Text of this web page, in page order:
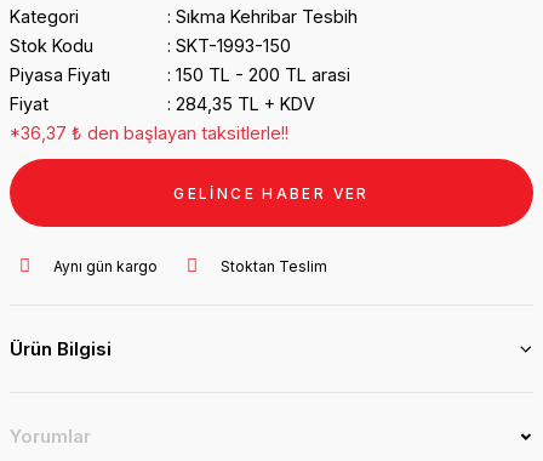
Kategori
Sıkma Kehribar Tesbih
Stok Kodu
SKT-1993-150
Piyasa Fiyatı
150 TL - 200 TL arasi
Fiyat
284,35 TL + KDV
*36,37 ₺ den başlayan taksitlerle!!
GELİNCE HABER VER
Aynı gün kargo Stoktan Teslim
Ürün Bilgisi
Yorumlar